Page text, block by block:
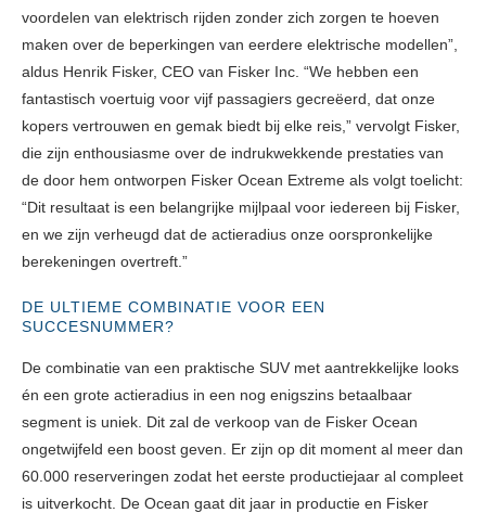
voordelen van elektrisch rijden zonder zich zorgen te hoeven
maken over de beperkingen van eerdere elektrische modellen”,
aldus Henrik Fisker, CEO van Fisker Inc. “We hebben een
fantastisch voertuig voor vijf passagiers gecreëerd, dat onze
kopers vertrouwen en gemak biedt bij elke reis,” vervolgt Fisker,
die zijn enthousiasme over de indrukwekkende prestaties van
de door hem ontworpen Fisker Ocean Extreme als volgt toelicht:
“Dit resultaat is een belangrijke mijlpaal voor iedereen bij Fisker,
en we zijn verheugd dat de actieradius onze oorspronkelijke
berekeningen overtreft.”
DE ULTIEME COMBINATIE VOOR EEN
SUCCESNUMMER?
De combinatie van een praktische SUV met aantrekkelijke looks
én een grote actieradius in een nog enigszins betaalbaar
segment is uniek. Dit zal de verkoop van de Fisker Ocean
ongetwijfeld een boost geven. Er zijn op dit moment al meer dan
60.000 reserveringen zodat het eerste productiejaar al compleet
is uitverkocht. De Ocean gaat dit jaar in productie en Fisker